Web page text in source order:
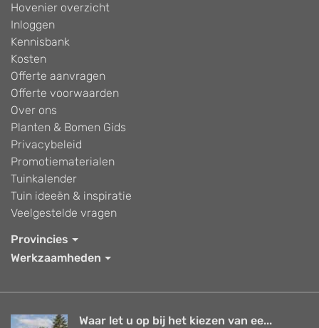
Hovenier overzicht
Inloggen
Kennisbank
Kosten
Offerte aanvragen
Offerte voorwaarden
Over ons
Planten & Bomen Gids
Privacybeleid
Promotiematerialen
Tuinkalender
Tuin ideeën & inspiratie
Veelgestelde vragen
Provincies
Werkzaamheden
Waar let u op bij het kiezen van ee...